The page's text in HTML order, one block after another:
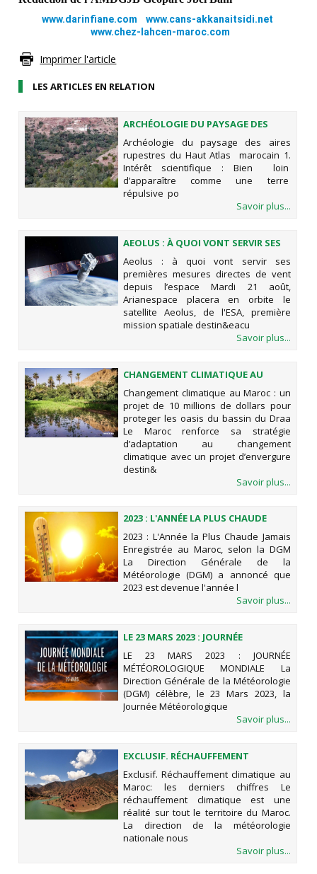
www.darinfiane.com
www.cans-akkanaitsidi.net
www.chez-lahcen-maroc.com
Imprimer l'article
LES ARTICLES EN RELATION
ARCHÉOLOGIE DU PAYSAGE DES
AIRES RUPESTRES DU HAUT ATLAS
MAROCAIN
Archéologie du paysage des aires
rupestres du Haut Atlas marocain 1.
Intérêt scientifique : Bien loin
d’apparaître comme une terre
répulsive po
Savoir plus...
AEOLUS : À QUOI VONT SERVIR SES
PREMIÈRES MESURES DIRECTES DE
VENT DEPUIS L’ESPACE
Aeolus : à quoi vont servir ses
premières mesures directes de vent
depuis l’espace Mardi 21 août,
Arianespace placera en orbite le
satellite Aeolus, de l'ESA, première
mission spatiale destin&eacu
Savoir plus...
CHANGEMENT CLIMATIQUE AU
MAROC : UN PROJET DE 10 MILLIONS
DE DOLLARS POUR PROTEGER LES
OASIS DU BASSIN DU DRAA
Changement climatique au Maroc : un
projet de 10 millions de dollars pour
proteger les oasis du bassin du Draa
Le Maroc renforce sa stratégie
d’adaptation au changement
climatique avec un projet d’envergure
destin&
Savoir plus...
2023 : L'ANNÉE LA PLUS CHAUDE
JAMAIS ENREGISTRÉE AU MAROC,
SELON LA DGM
2023 : L'Année la Plus Chaude Jamais
Enregistrée au Maroc, selon la DGM
La Direction Générale de la
Météorologie (DGM) a annoncé que
2023 est devenue l'année l
Savoir plus...
LE 23 MARS 2023 : JOURNÉE
MÉTÉOROLOGIQUE MONDIALE
LE 23 MARS 2023 : JOURNÉE
MÉTÉOROLOGIQUE MONDIALE La
Direction Générale de la Météorologie
(DGM) célèbre, le 23 Mars 2023, la
Journée Météorologique
Savoir plus...
EXCLUSIF. RÉCHAUFFEMENT
CLIMATIQUE AU MAROC: LES
DERNIERS CHIFFRES
Exclusif. Réchauffement climatique au
Maroc: les derniers chiffres Le
réchauffement climatique est une
réalité sur tout le territoire du Maroc.
La direction de la météorologie
nationale nous
Savoir plus...